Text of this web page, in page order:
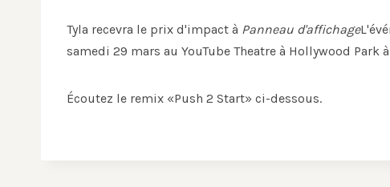
Tyla recevra le prix d'impact à Panneau d'affichage
samedi 29 mars au YouTube Theatre à Hollywood Park
Écoutez le remix «Push 2 Start» ci-dessous.